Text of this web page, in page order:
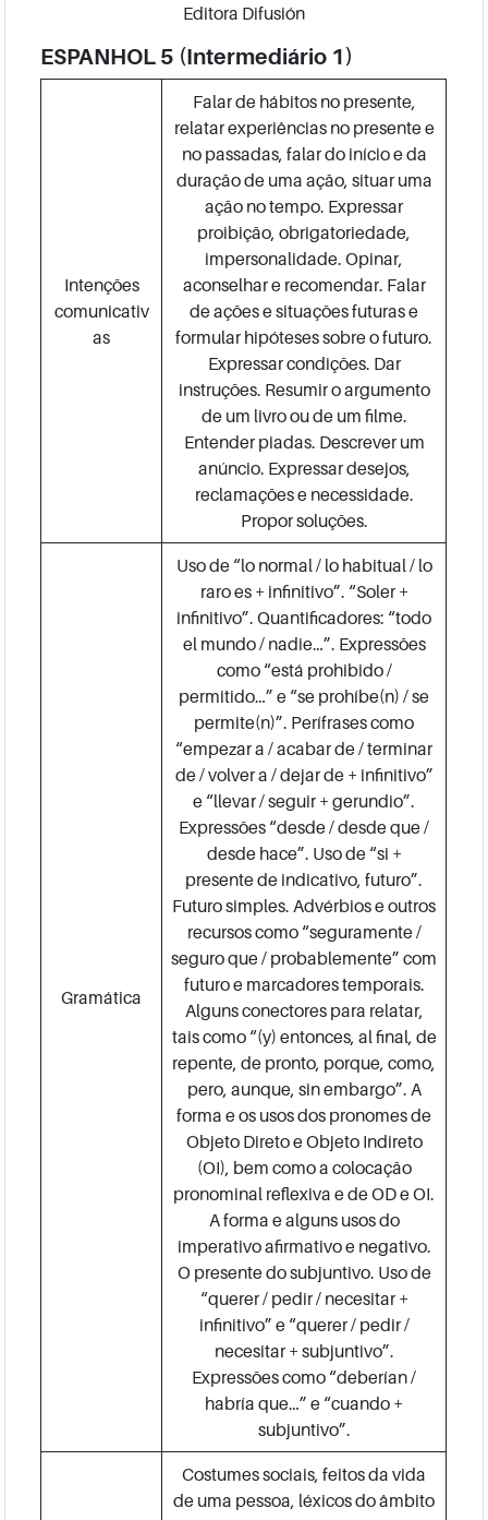
Editora Difusión
ESPANHOL 5 (Intermediário 1)
Intenções
comunicativ
as
Falar de hábitos no presente,
relatar experiências no presente e
no passadas, falar do início e da
duração de uma ação, situar uma
ação no tempo. Expressar
proibição, obrigatoriedade,
impersonalidade. Opinar,
aconselhar e recomendar. Falar
de ações e situações futuras e
formular hipóteses sobre o futuro.
Expressar condições. Dar
instruções. Resumir o argumento
de um livro ou de um filme.
Entender piadas. Descrever um
anúncio. Expressar desejos,
reclamações e necessidade.
Propor soluções.
Gramática
Uso de “lo normal / lo habitual / lo
raro es + infinitivo”. “Soler +
infinitivo”. Quantificadores: “todo
el mundo / nadie…”. Expressões
como “está prohibido /
permitido…” e “se prohíbe(n) / se
permite(n)”. Perífrases como
“empezar a / acabar de / terminar
de / volver a / dejar de + infinitivo”
e “llevar / seguir + gerundio”.
Expressões “desde / desde que /
desde hace”. Uso de “si +
presente de indicativo, futuro”.
Futuro simples. Advérbios e outros
recursos como “seguramente /
seguro que / probablemente” com
futuro e marcadores temporais.
Alguns conectores para relatar,
tais como “(y) entonces, al final, de
repente, de pronto, porque, como,
pero, aunque, sin embargo”. A
forma e os usos dos pronomes de
Objeto Direto e Objeto Indireto
(OI), bem como a colocação
pronominal reflexiva e de OD e OI.
A forma e alguns usos do
imperativo afirmativo e negativo.
O presente do subjuntivo. Uso de
“querer / pedir / necesitar +
infinitivo” e “querer / pedir /
necesitar + subjuntivo”.
Expressões como “deberían /
habría que…” e “cuando +
subjuntivo”.
Costumes sociais, feitos da vida
de uma pessoa, léxicos do âmbito